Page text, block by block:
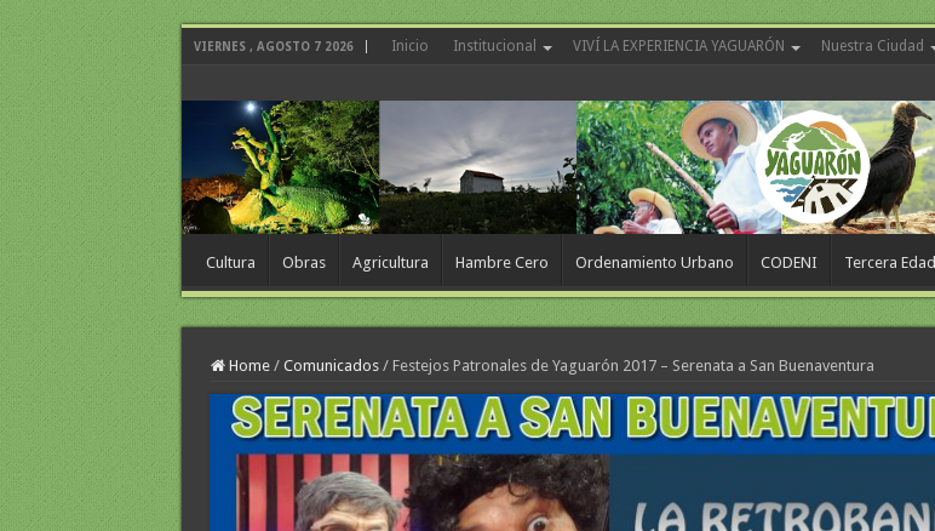
VIERNES , AGOSTO 7 2026 Inicio Institucional VIVÍ LA EXPERIENCIA YAGUARÓN Nuestra Ciudad
Cultura Obras Agricultura Hambre Cero Ordenamiento Urbano CODENI Tercera Edad
Home / Comunicados / Festejos Patronales de Yaguarón 2017 – Serenata a San Buenaventura